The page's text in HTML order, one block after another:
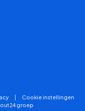
|
Cookie instellingen
groep